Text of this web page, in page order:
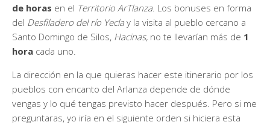
de horas en el Territorio ArTlanza. Los bonuses en forma
del Desfiladero del río Yeclay la visita al pueblo cercano a
Santo Domingo de Silos, Hacinas, no te llevarían más de 1
hora cada uno.
La dirección en la que quieras hacer este itinerario por los
pueblos con encanto del Arlanza depende de dónde
vengas y lo qué tengas previsto hacer después. Pero si me
preguntaras, yo iría en el siguiente orden si hiciera esta